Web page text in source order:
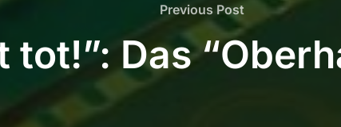
Previous
Post
Previous Post
tot!”: Das